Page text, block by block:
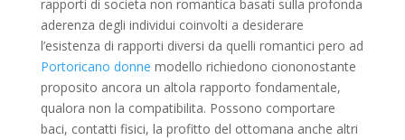
rapporti di societa non romantica basati sulla profonda
aderenza degli individui coinvolti a desiderare
l’esistenza di rapporti diversi da quelli romantici pero ad
Portoricano donne modello richiedono ciononostante
proposito ancora un altola rapporto fondamentale,
qualora non la compatibilita. Possono comportare
baci, contatti fisici, la profitto del ottomana anche altri